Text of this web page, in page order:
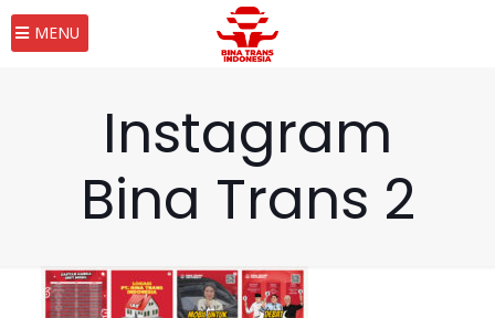
MENU
Instagram
Bina Trans 2